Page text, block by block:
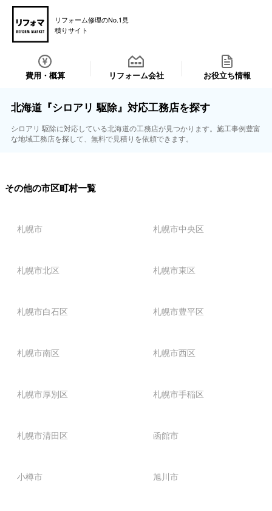
リフォーム修理のNo.1見
積りサイト
費用・概算 リフォーム会社 お役立ち情報
北海道『シロアリ 駆除』対応工務店を探す
シロアリ 駆除に対応している北海道の工務店が見つかります。施工事例豊富
な地域工務店を探して、無料で見積りを依頼できます。
その他の市区町村一覧
札幌市 札幌市中央区
札幌市北区 札幌市東区
札幌市白石区 札幌市豊平区
札幌市南区 札幌市西区
札幌市厚別区 札幌市手稲区
札幌市清田区 函館市
小樽市 旭川市